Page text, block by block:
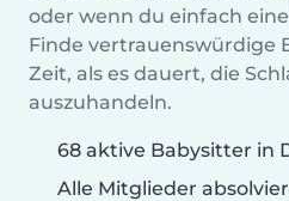
oder wenn du einfach
Finde vertrauenswürdige
Zeit, als es dauert, die
auszuhandeln.
68 aktive Babysitter in
Alle Mitglieder